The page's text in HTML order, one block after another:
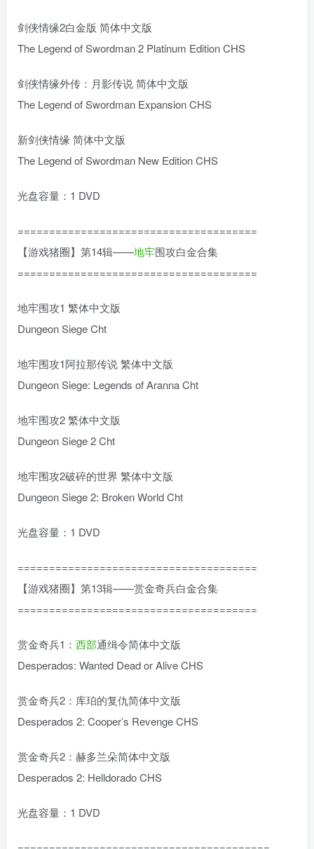
剑侠情缘2白金版 简体中文版
The Legend of Swordman 2 Platinum Edition CHS
剑侠情缘外传：月影传说 简体中文版
The Legend of Swordman Expansion CHS
新剑侠情缘 简体中文版
The Legend of Swordman New Edition CHS
光盘容量：1 DVD
======================================
【游戏猪圈】第14辑——地牢围攻白金合集
======================================
地牢围攻1 繁体中文版
Dungeon Siege Cht
地牢围攻1阿拉那传说 繁体中文版
Dungeon Siege: Legends of Aranna Cht
地牢围攻2 繁体中文版
Dungeon Siege 2 Cht
地牢围攻2破碎的世界 繁体中文版
Dungeon Siege 2: Broken World Cht
光盘容量：1 DVD
======================================
【游戏猪圈】第13辑——赏金奇兵白金合集
======================================
赏金奇兵1： 西部通缉令简体中文版
Desperados: Wanted Dead or Alive CHS
赏金奇兵2：库珀的复仇简体中文版
Desperados 2: Cooper’s Revenge CHS
赏金奇兵2：赫多兰朵简体中文版
Desperados 2: Helldorado CHS
光盘容量：1 DVD